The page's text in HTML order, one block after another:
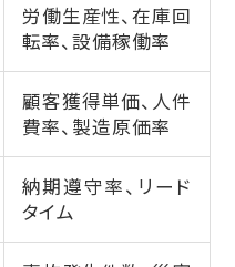
労働生産性、在庫回
転率、設備稼働率
顧客獲得単価、人件
費率、製造原価率
納期遵守率、リード
タイム